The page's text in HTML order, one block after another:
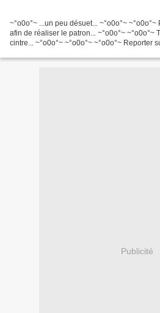
~°o0o°~ ...un peu désuet... ~°o0o°~
afin de réaliser le patron... ~°o0o°~ ~°o0o°~
cintre... ~°o0o°~ ~°o0o°~ ~°o0o°~ Reporter
Publicité